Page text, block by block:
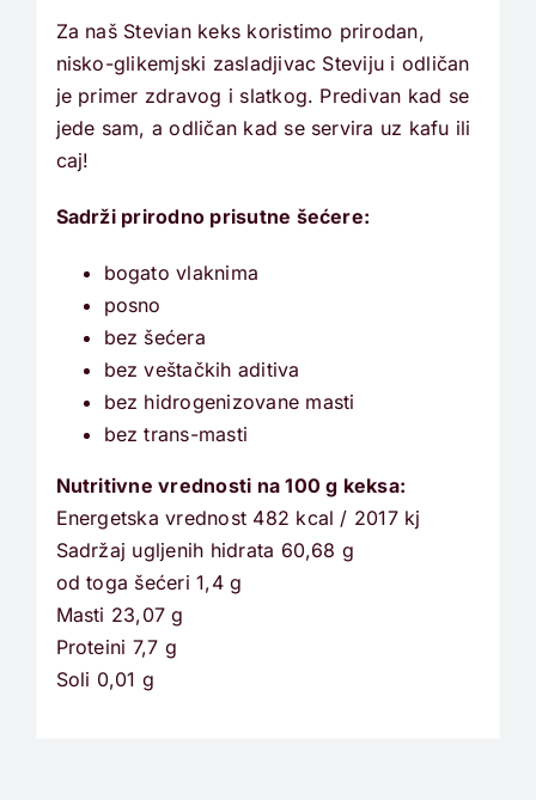
Za naš Stevian keks koristimo prirodan,
nisko-glikemjski zasladjivac Steviju i odličan
je primer zdravog i slatkog. Predivan kad se
jede sam, a odličan kad se servira uz kafu ili
caj!
Sadrži prirodno prisutne šećere:
bogato vlaknima
posno
bez šećera
bez veštačkih aditiva
bez hidrogenizovane masti
bez trans-masti
Nutritivne vrednosti na 100 g keksa:
Energetska vrednost 482 kcal / 2017 kj
Sadržaj ugljenih hidrata 60,68 g
od toga šećeri 1,4 g
Masti 23,07 g
Proteini 7,7 g
Soli 0,01 g